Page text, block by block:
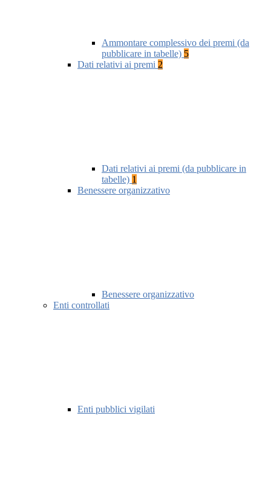
Ammontare complessivo dei premi (da
pubblicare in tabelle) 5
Dati relativi ai premi 2
Dati relativi ai premi (da pubblicare in
tabelle) 1
Benessere organizzativo
Benessere organizzativo
Enti controllati
Enti pubblici vigilati